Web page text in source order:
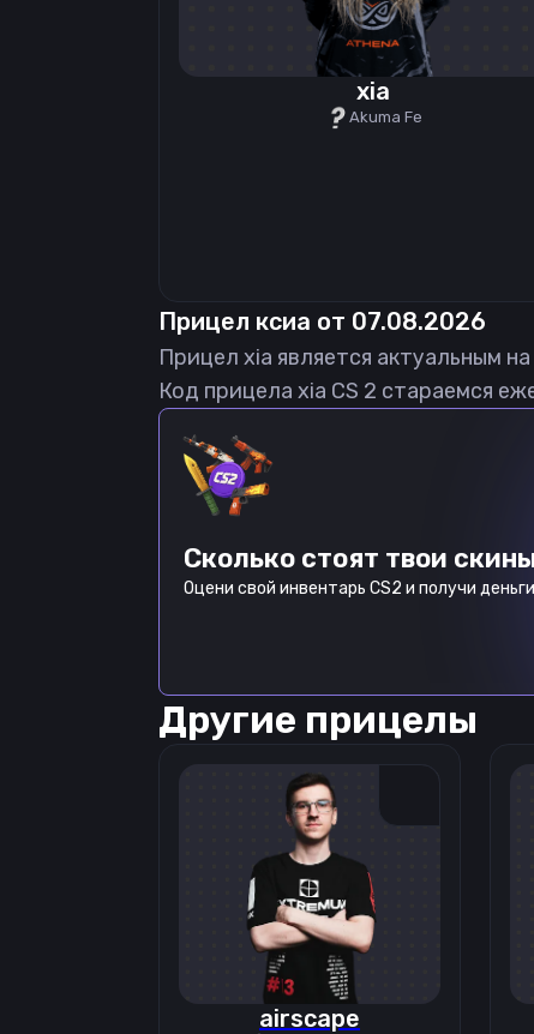
xia
Akuma Fe
Прицел ксиа от 07.08.2026
Прицел xia является актуальным на
Код прицела xia CS 2 стараемся
Сколько стоят твои
Оцени свой инвентарь CS2 и получи
Другие прицелы
airscape